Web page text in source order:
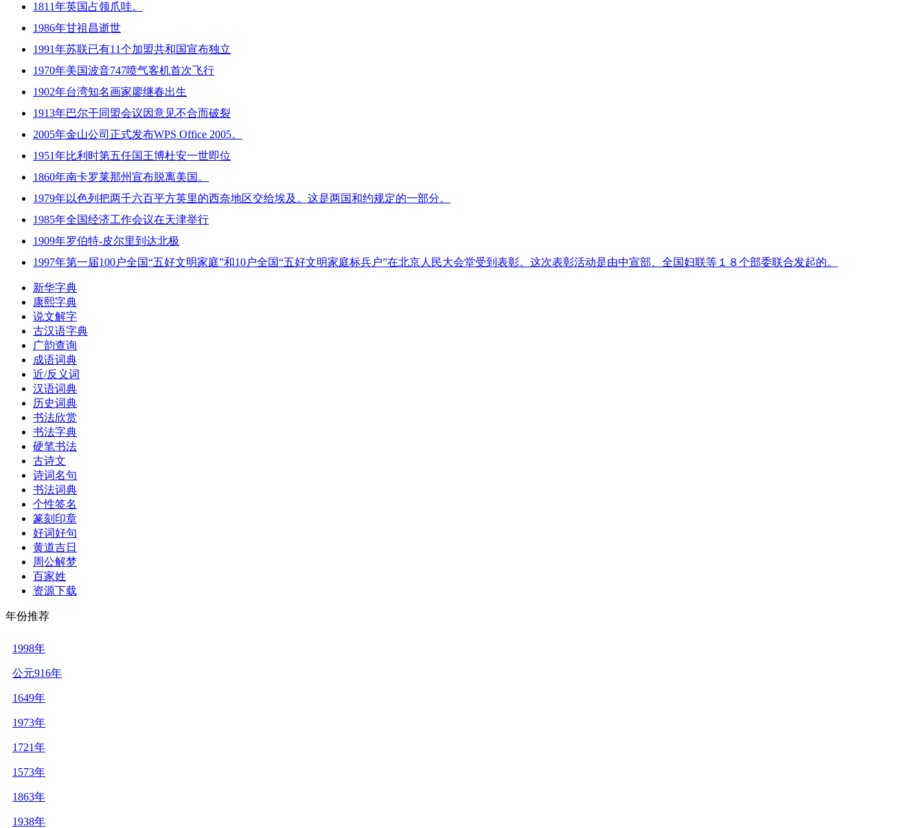
1811年英国占领爪哇。
1986年甘祖昌逝世
1991年苏联已有11个加盟共和国宣布独立
1970年美国波音747喷气客机首次飞行
1902年台湾知名画家廖继春出生
1913年巴尔干同盟会议因意见不合而破裂
2005年金山公司正式发布WPS Office 2005。
1951年比利时第五任国王博杜安一世即位
1860年南卡罗莱那州宣布脱离美国。
1979年以色列把两千六百平方英里的西奈地区交给埃及。这是两国和约规定的一部分。
1985年全国经济工作会议在天津举行
1909年罗伯特-皮尔里到达北极
1997年第一届100户全国“五好文明家庭”和10户全国“五好文明家庭标兵户”在北京人民大会堂受到表彰。这次表彰活动是由中宣部、全国妇联等１８个部委联合发起的。
新华字典
康熙字典
说文解字
古汉语字典
广韵查询
成语词典
近/反义词
汉语词典
历史词典
书法欣赏
书法字典
硬笔书法
古诗文
诗词名句
书法词典
个性签名
篆刻印章
好词好句
黄道吉日
周公解梦
百家姓
资源下载
年份推荐
1998年
公元916年
1649年
1973年
1721年
1573年
1863年
1938年